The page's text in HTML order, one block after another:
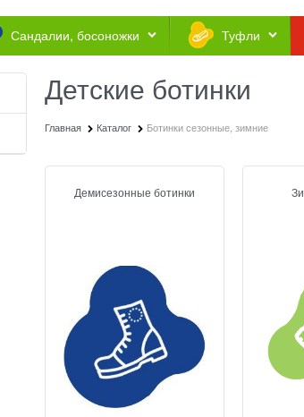
Сандалии, босоножки Туфли
Детские ботинки
Главная Каталог Ботинки сезонные, зимние
Демисезонные ботинки